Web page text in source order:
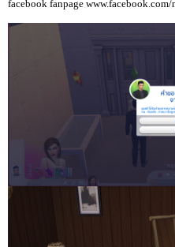
facebook fanpage